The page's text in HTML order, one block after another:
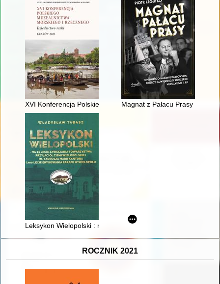
XVI Konferencja Polskiego Muzealnictwa Morskiego i
Magnat z Pałacu Prasy :
Leksykon Wielopolski : na 25 lecie zawiązania Towarzystwa
ROCZNIK 2021